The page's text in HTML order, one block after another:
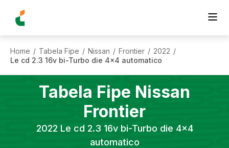
Home / Tabela Fipe / Nissan / Frontier / 2022 /
Le cd 2.3 16v bi-Turbo die 4x4 automatico
Tabela Fipe Nissan
Frontier
2022 Le cd 2.3 16v bi-Turbo die 4x4
automatico